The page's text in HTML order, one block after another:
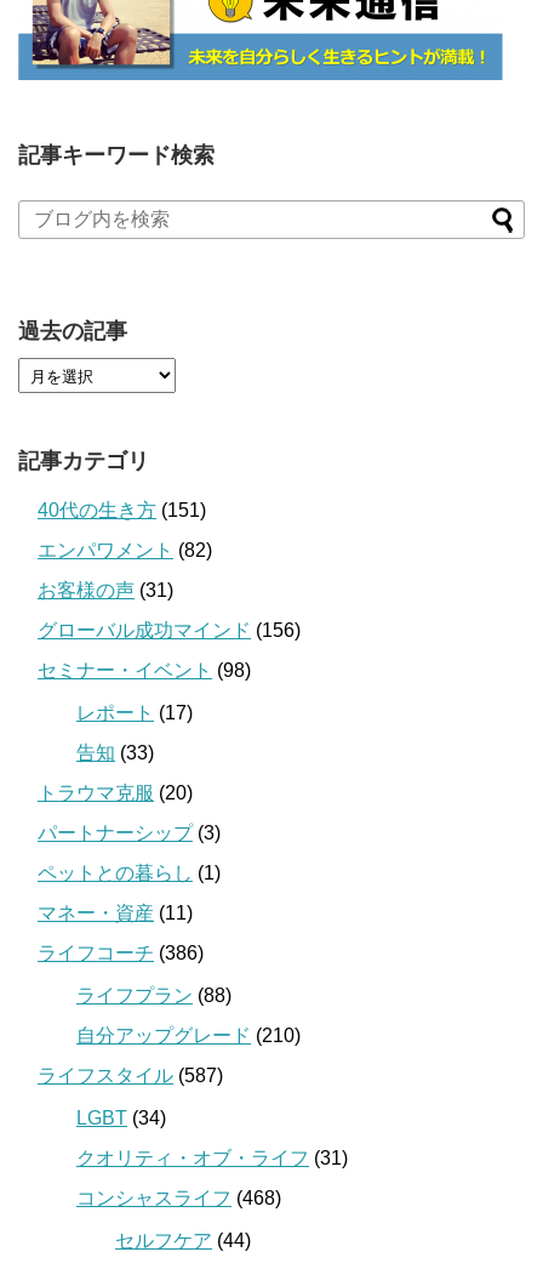
記事キーワード検索
過去の記事
記事カテゴリ
40代の生き方 (151)
エンパワメント (82)
お客様の声 (31)
グローバル成功マインド (156)
セミナー・イベント (98)
レポート (17)
告知 (33)
トラウマ克服 (20)
パートナーシップ(3)
ペットとの暮らし (1)
マネー・資産 (11)
ライフコーチ (386)
ライフプラン (88)
自分アップグレード (210)
ライフスタイル (587)
LGBT (34)
クオリティ・オブ・ライフ (31)
コンシャスライフ (468)
セルフケア (44)